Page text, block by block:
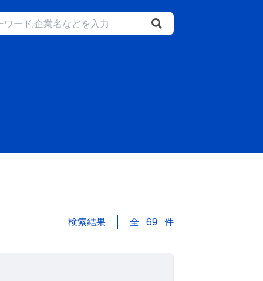
検索結果 全 69 件